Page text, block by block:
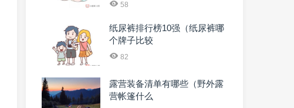
58
纸尿裤排行榜10强（纸尿裤哪
个牌子比较
82
露营装备清单有哪些（野外露
营帐篷什么